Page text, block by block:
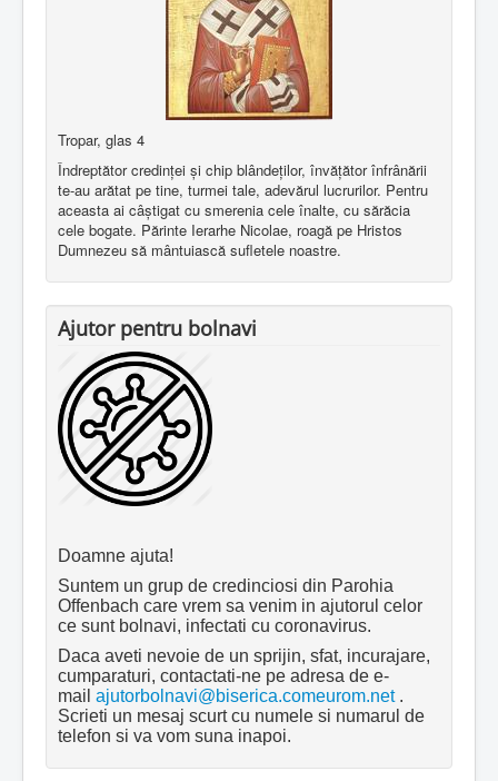
Tropar, glas 4
Îndreptător credinţei şi chip blândeţilor, învăţător înfrânării
te-au arătat pe tine, turmei tale, adevărul lucrurilor. Pentru
aceasta ai câştigat cu smerenia cele înalte, cu sărăcia
cele bogate. Părinte Ierarhe Nicolae, roagă pe Hristos
Dumnezeu să mântuiască sufletele noastre.
Ajutor pentru bolnavi
Doamne ajuta!
Suntem un grup de credinciosi din Parohia
Offenbach care vrem sa venim in ajutorul celor
ce sunt bolnavi, infectati cu coronavirus.
Daca aveti nevoie de un sprijin, sfat, incurajare,
cumparaturi, contactati-ne pe adresa de e-
mail ajutorbolnavi@biserica.comeurom.net.
Scrieti un mesaj scurt cu numele si numarul de
telefon si va vom suna inapoi.